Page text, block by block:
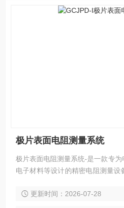
极片表面电阻测量系统
极片表面电阻测量系统-是一款专
电子材料等设计的精密电阻测量设
更新时间：2026-07-28